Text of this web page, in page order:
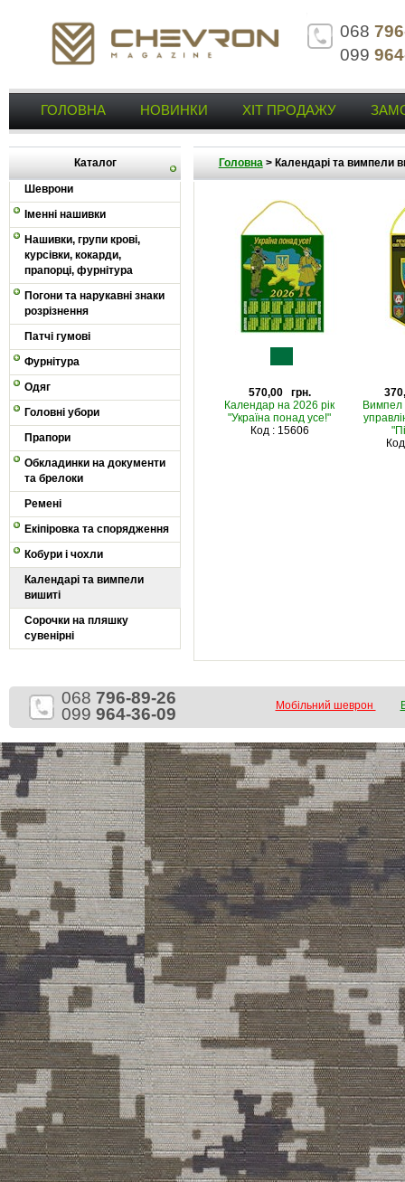
068
099
ГОЛОВНА НОВИНКИ ХІТ ПРОДАЖУ
Каталог
Шеврони
Іменні нашивки
Нашивки, групи крові,
курсівки, кокарди,
прапорці, фурнітура
Погони та нарукавні знаки
розрізнення
Патчі гумові
Фурнітура
Одяг
Головні убори
Прапори
Обкладинки на документи
та брелоки
Ремені
Екіпіровка та спорядження
Кобури і чохли
Календарі та вимпели
вишиті
Сорочки на пляшку
сувенірні
Головна> Календарі та вимпели
570,00 грн.
Календар на 2026 рік
"Україна понад усе!"
Код : 15606
Вимпел
068 796-89-26
099 964-36-09 Мобільний шеврон